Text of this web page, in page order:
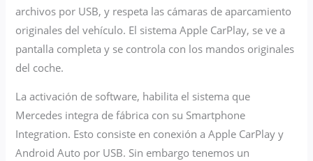
archivos por USB, y respeta las cámaras de aparcamiento
originales del vehículo. El sistema Apple CarPlay, se ve a
pantalla completa y se controla con los mandos originales
del coche.
La activación de software, habilita el sistema que
Mercedes integra de fábrica con su Smartphone
Integration. Esto consiste en conexión a Apple CarPlay y
Android Auto por USB. Sin embargo tenemos un